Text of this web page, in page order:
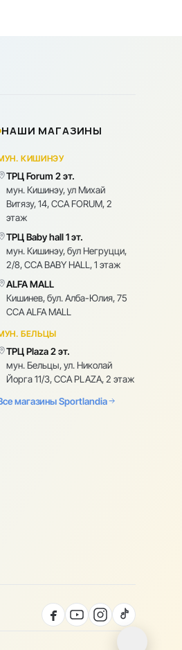
НАШИ МАГАЗИНЫ
КИШИНЭУ
ТРЦ Forum 2 эт.
мун. Кишинэу, ул Михай
Витязу, 14, CCA FORUM, 2
этаж
ТРЦ Baby hall 1 эт.
мун. Кишинэу, бул Негруцци,
2/8, CCA BABY HALL, 1 этаж
ALFA MALL
Кишинев, бул. Алба-Юлия, 75
CCA ALFA MALL
БЕЛЬЦЫ
ТРЦ Plaza 2 эт.
мун. Бельцы, ул. Николай
Йорга 11/3, CCA PLAZA, 2 этаж
магазины Sportlandia